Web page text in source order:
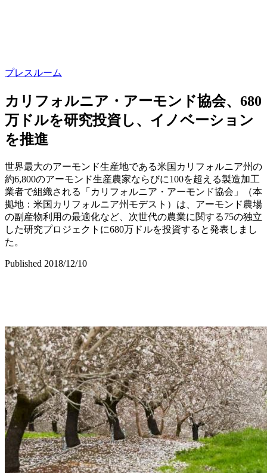
プレスルーム
カリフォルニア・アーモンド協会、680
万ドルを研究投資し、イノベーション
を推進
世界最大のアーモンド生産地である米国カリフォルニア州の
約6,800のアーモンド生産農家ならびに100を超える製造加工
業者で組織される「カリフォルニア・アーモンド協会」（本
拠地：米国カリフォルニア州モデスト）は、アーモンド農場
の副産物利用の最適化など、次世代の農業に関する75の独立
した研究プロジェクトに680万ドルを投資すると発表しまし
た。
Published 2018/12/10